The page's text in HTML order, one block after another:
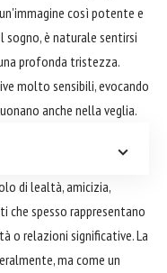
così potente e
sogno, è naturale sentirsi
profonda tristezza.
molto sensibili, evocando
anche nella veglia.
di lealtà, amicizia,
che spesso rappresentano
o relazioni significative. La
ma come un